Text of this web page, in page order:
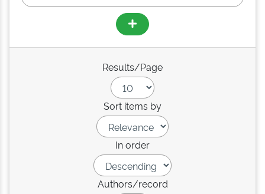
Results/Page
Sort items by
In order
Authors/record